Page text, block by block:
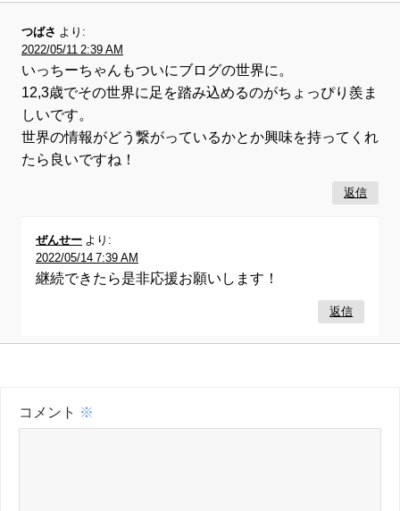
つばさ より:
2022/05/11 2:39 AM
いっちーちゃんもついにブログの世界に。
12,3歳でその世界に足を踏み込めるのがちょっぴり羨ま
しいです。
世界の情報がどう繋がっているかとか興味を持ってくれ
たら良いですね！
返信
ぜんせー より:
2022/05/14 7:39 AM
継続できたら是非応援お願いします！
返信
コメント ※